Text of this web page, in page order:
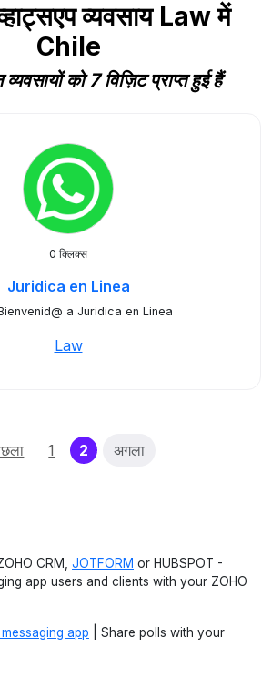
व्यवसाय Law में
Chile
को 7 विज़िट प्राप्त हुई हैं
0 क्लिक्स
Juridica en Linea
a Juridica en Linea
Law
1 2 (current)
अगला
CRM, JOTFORM or HUBSPOT -
app users and clients with your ZOHO
app | Share polls with your